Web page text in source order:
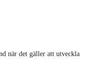
när det gäller att utveckla